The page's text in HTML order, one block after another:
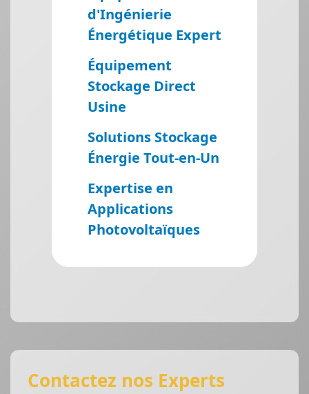
d'Ingénierie
Énergétique Expert
Équipement
Stockage Direct
Usine
Solutions Stockage
Énergie Tout-en-Un
Expertise en
Applications
Photovoltaïques
Contactez nos Experts